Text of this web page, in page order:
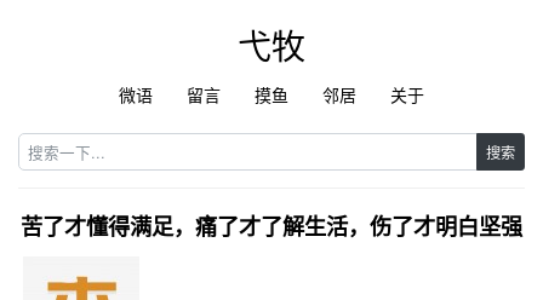
弋牧
微语 留言 摸鱼 邻居 关于
搜索
苦了才懂得满足，痛了才了解生活，伤了才明白坚强